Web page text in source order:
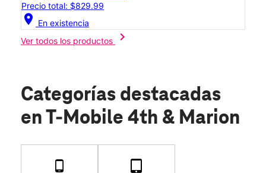
Precio total: $829.99
location_on En existencia
Ver todos los productos
chevron_right
Categorías destacadas
en T-Mobile 4th & Marion